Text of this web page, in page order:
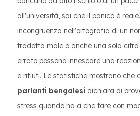
all'università, sai che il panico è
incongruenza nell'ortografia di un
tradotta male o anche una sola
errato possono innescare una
e rifiuti. Le statistiche mostrano che
parlanti bengalesi dichiara di
stress quando ha a che fare con